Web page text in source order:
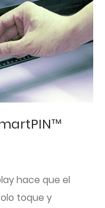
hace que el
toque y